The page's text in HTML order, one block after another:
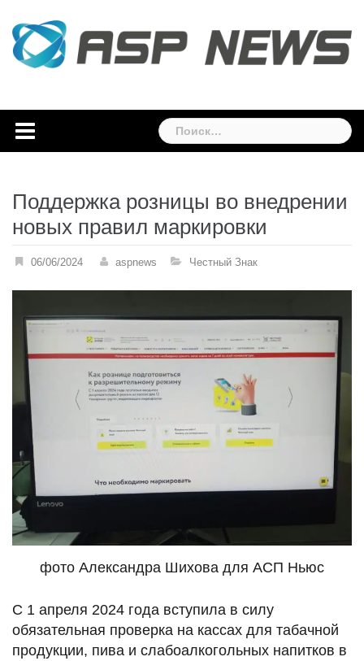
content
Найти:
Поддержка розницы во внедрении
новых правил маркировки
06/06/2024 aspnews Честный Знак
фото Александра Шихова для АСП Ньюс
С 1 апреля 2024 года вступила в силу
обязательная проверка на кассах для табачной
продукции, пива и слабоалкогольных напитков в